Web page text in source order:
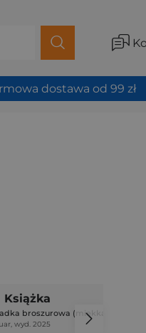
dostawa od 99 zł
Książka
broszurowa (miękka)
wyd. 2025